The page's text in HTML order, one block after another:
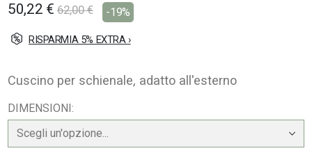
50,22 € 62,00 € -19%
RISPARMIA 5% EXTRA ›
Cuscino per schienale, adatto all'esterno
DIMENSIONI